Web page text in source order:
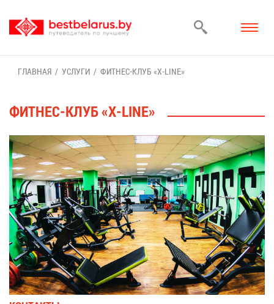
ГЛАВ­НАЯ УСЛУ­ГИ ФИТ­НЕС-КЛУБ «X-LINE»
ФИТ­НЕС-КЛУБ «X-LINE»